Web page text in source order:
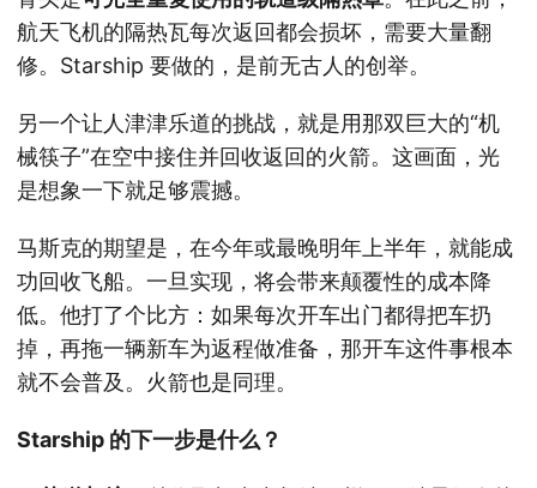
航天飞机的隔热瓦每次返回都会损坏，需要大量翻
修。Starship 要做的，是前无古人的创举。
另一个让人津津乐道的挑战，就是用那双巨大的“机
械筷子”在空中接住并回收返回的火箭。这画面，光
是想象一下就足够震撼。
马斯克的期望是，在今年或最晚明年上半年，就能成
功回收飞船。一旦实现，将会带来颠覆性的成本降
低。他打了个比方：如果每次开车出门都得把车扔
掉，再拖一辆新车为返程做准备，那开车这件事根本
就不会普及。火箭也是同理。
Starship 的下一步是什么？